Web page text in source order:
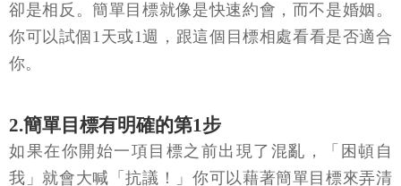
卻是相反。簡單目標就像是快速約會，而不是婚姻。
你可以試個1天或1週，跟這個目標相處看看是否適合
你。
2.簡單目標有明確的第1步
如果在你開始一項目標之前出現了混亂，「困頓自
我」就會大喊「抗議！」你可以藉著簡單目標來弄清